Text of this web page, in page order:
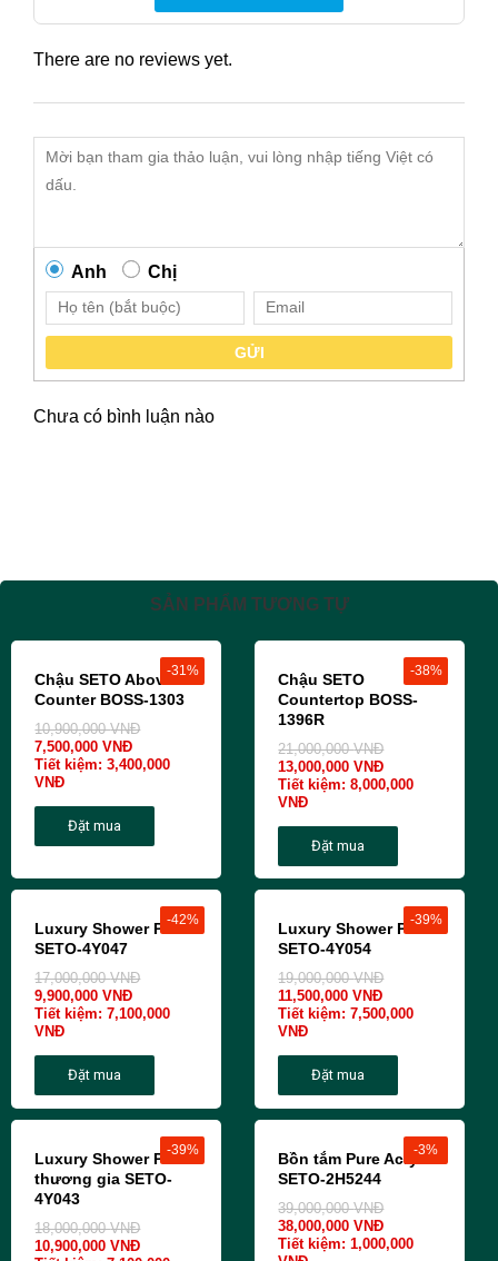
There are no reviews yet.
Anh Chị
GỬI
Chưa có bình luận nào
SẢN PHẨM TƯƠNG TỰ
-31%
Chậu SETO Above
Counter BOSS-1303
10,900,000VNĐ
7,500,000VNĐ
Tiết kiệm:3,400,000
VNĐ
Đặt mua
-38%
Chậu SETO
Countertop BOSS-
1396R
21,000,000VNĐ
13,000,000VNĐ
Tiết kiệm:8,000,000
VNĐ
Đặt mua
-42%
Luxury Shower Panel
SETO-4Y047
17,000,000VNĐ
9,900,000VNĐ
Tiết kiệm:7,100,000
VNĐ
Đặt mua
-39%
Luxury Shower Panel
SETO-4Y054
19,000,000VNĐ
11,500,000VNĐ
Tiết kiệm:7,500,000
VNĐ
Đặt mua
-39%
Luxury Shower Panel
thương gia SETO-
4Y043
18,000,000VNĐ
10,900,000VNĐ
-3%
Bồn tắm Pure Acrylic
SETO-2H5244
39,000,000VNĐ
38,000,000VNĐ
Tiết kiệm:1,000,000